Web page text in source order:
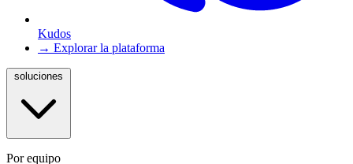
Kudos
→ Explorar la plataforma
Por equipo